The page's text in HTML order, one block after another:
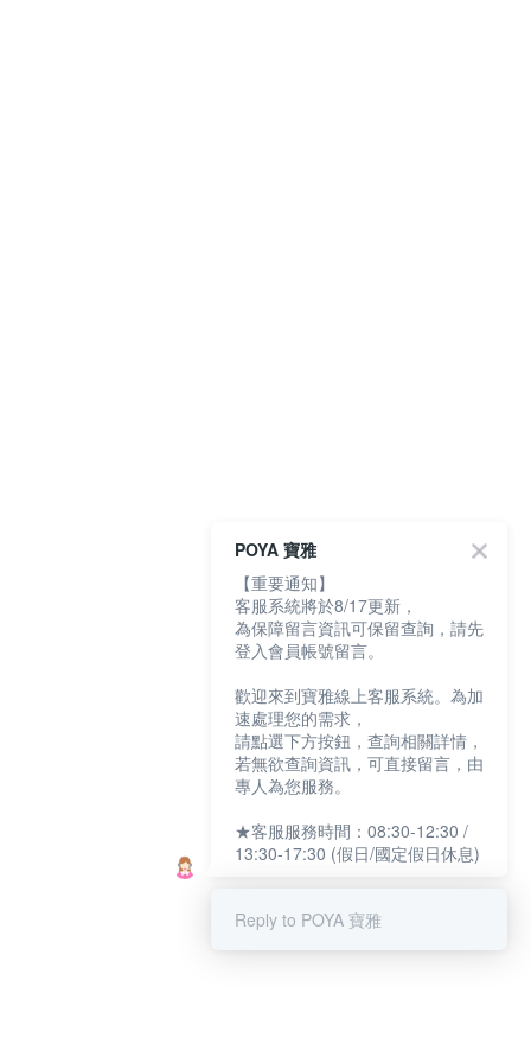
POYA 寶雅
【重要通知】
客服系統將於8/17更新，
為保障留言資訊可保留查詢，請先
登入會員帳號留言。
歡迎來到寶雅線上客服系統。為加
速處理您的需求，
請點選下方按鈕，查詢相關詳情，
若無欲查詢資訊，可直接留言，由
專人為您服務。
★客服服務時間：08:30-12:30 /
13:30-17:30 (假日/國定假日休息)
Reply to POYA 寶雅